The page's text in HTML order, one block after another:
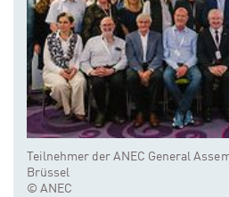
Teilnehmer der ANEC General
Brüssel
© ANEC